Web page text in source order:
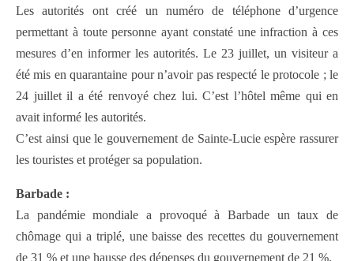
Les autorités ont créé un numéro de téléphone d’urgence
permettant à toute personne ayant constaté une infraction à ces
mesures d’en informer les autorités. Le 23 juillet, un visiteur a
été mis en quarantaine pour n’avoir pas respecté le protocole ; le
24 juillet il a été renvoyé chez lui. C’est l’hôtel même qui en
avait informé les autorités.
C’est ainsi que le gouvernement de Sainte-Lucie espère rassurer
les touristes et protéger sa population.
Barbade :
La pandémie mondiale a provoqué à Barbade un taux de
chômage qui a triplé, une baisse des recettes du gouvernement
de 31 % et une hausse des dépenses du gouvernement de 21 %.